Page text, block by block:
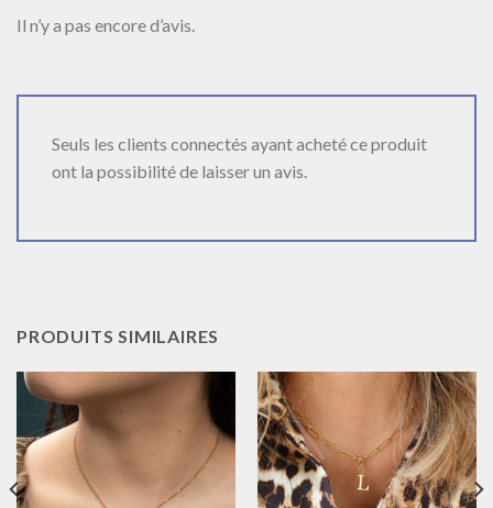
Il n’y a pas encore d’avis.
Seuls les clients connectés ayant acheté ce produit
ont la possibilité de laisser un avis.
PRODUITS SIMILAIRES